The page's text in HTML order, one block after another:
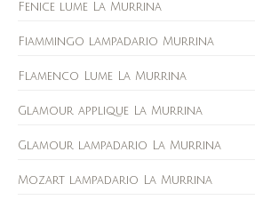
Fenice lume La Murrina
Fiammingo lampadario Murrina
Flamenco Lume La Murrina
Glamour applique La Murrina
Glamour lampadario La Murrina
Mozart lampadario La Murrina